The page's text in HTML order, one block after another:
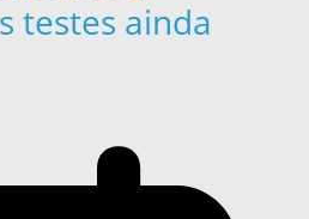
testes ainda